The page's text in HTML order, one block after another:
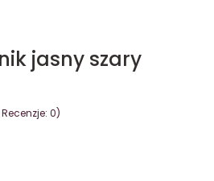
jasny szary
0)